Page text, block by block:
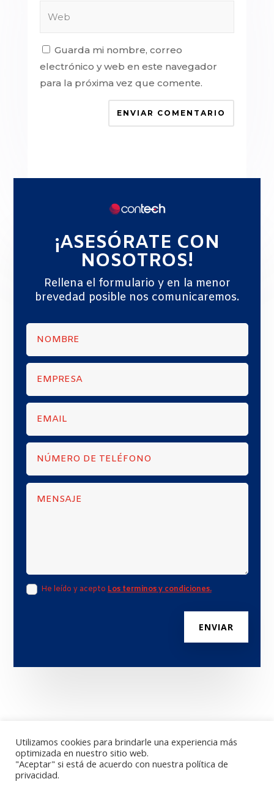
Guarda mi nombre, correo
electrónico y web en este navegador
para la próxima vez que comente.
ENVIAR COMENTARIO
¡ASESÓRATE CON
NOSOTROS!
Rellena el formulario y en la menor
brevedad posible nos comunicaremos.
He leído y acepto Los terminos y condiciones.
ENVIAR
Utilizamos cookies para brindarle una experiencia más
optimizada en nuestro sitio web.
"Aceptar" si está de acuerdo con nuestra política de
privacidad.